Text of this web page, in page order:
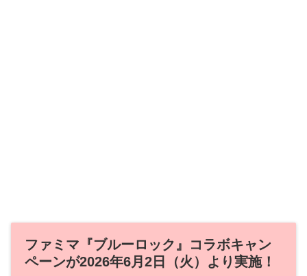
ファミマ『ブルーロック』コラボキャン
ペーンが2026年6月2日（火）より実施！